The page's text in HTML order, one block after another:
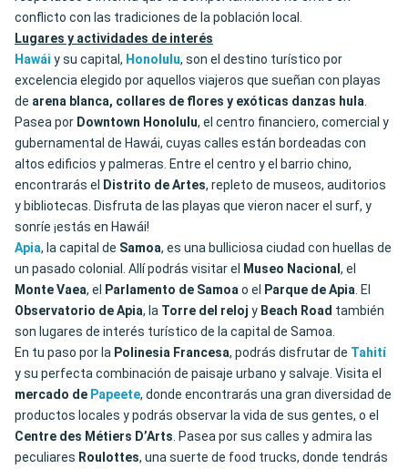
conflicto con las tradiciones de la población local.
Lugares y actividades de interés
Hawái y su capital, Honolulu, son el destino turístico por
excelencia elegido por aquellos viajeros que sueñan con playas
de arena blanca, collares de flores y exóticas danzas hula
Pasea por Downtown Honolulu, el centro financiero, comercial y
gubernamental de Hawái, cuyas calles están bordeadas con
altos edificios y palmeras. Entre el centro y el barrio chino,
encontrarás el
Distrito de Artes, repleto de museos, auditorios
y bibliotecas. Disfruta de las playas que vieron nacer el surf, y
sonríe ¡estás en Hawái!
Apia, la capital de Samoa, es una bulliciosa ciudad con huellas de
un pasado colonial. Allí podrás visitar el
Museo Nacional , el
Monte Vaea, el Parlamento de Samoa o el Parque de Apia . El
Observatorio de Apia, la Torre del reloj y Beach Road también
son lugares de interés turístico de la capital de Samoa.
En tu paso por la Polinesia Francesa, podrás disfrutar de Tahití
y su perfecta combinación de paisaje urbano y salvaje. Visita el
mercado de Papeete, donde encontrarás una gran diversidad de
productos locales y podrás observar la vida de sus gentes, o el
Centre des Métiers D’Arts . Pasea por sus calles y admira las
peculiares Roulottes, una suerte de food trucks, donde tendrás